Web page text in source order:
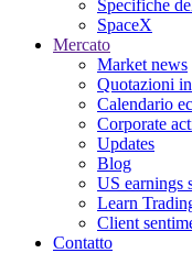
Specifiche
SpaceX
Mercato
Market news
Quotazioni
Calendario
Corporate
Updates
Blog
US earnings
Learn
Client
Contatto